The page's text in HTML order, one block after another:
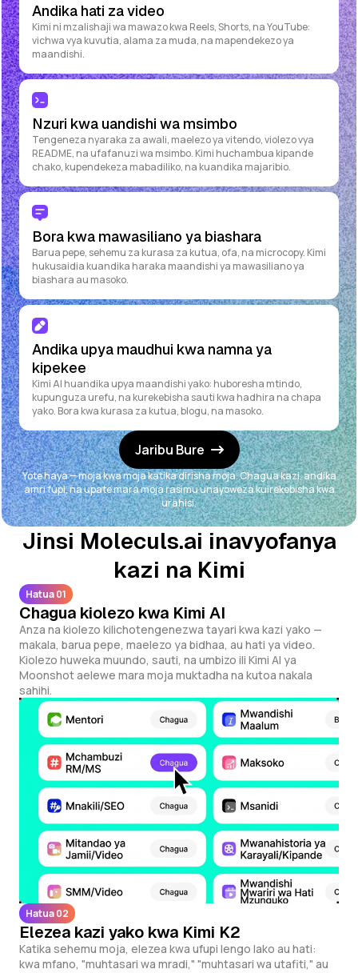
Andika hati za video
Kimi ni mzalishaji wa mawazo kwa Reels, Shorts, na YouTube:
vichwa vya kuvutia, alama za muda, na mapendekezo ya
maandishi.
Nzuri kwa uandishi wa msimbo
Tengeneza nyaraka za awali, maelezo ya vitendo, violezo vya
README, na ufafanuzi wa msimbo. Kimi huchambua kipande
chako, kupendekeza mabadiliko, na kuandika majaribio.
Bora kwa mawasiliano ya biashara
Barua pepe, sehemu za kurasa za kutua, ofa, na microcopy. Kimi
hukusaidia kuandika haraka maandishi ya mawasiliano ya
biashara au masoko.
Andika upya maudhui kwa namna ya
kipekee
Kimi AI huandika upya maandishi yako: huboresha mtindo,
kupunguza urefu, na kurekebisha sauti kwa hadhira na chapa
yako. Bora kwa kurasa za kutua, blogu, na masoko.
Jaribu Bure
Yote haya — moja kwa moja katika dirisha moja. Chagua kazi, andika
amri fupi, na upate mara moja rasimu unayoweza kuirekebisha kwa
urahisi.
Jinsi Moleculs.ai inavyofanya
kazi na Kimi
Hatua 01
Chagua kiolezo kwa Kimi AI
Anza na kiolezo kilichotengenezwa tayari kwa kazi yako —
makala, barua pepe, maelezo ya bidhaa, au hati ya video.
Kiolezo huweka muundo, sauti, na umbizo ili Kimi AI ya
Moonshot aelewe mara moja muktadha na kutoa nakala
sahihi.
Hatua 02
Elezea kazi yako kwa Kimi K2
Katika sehemu moja, elezea kwa ufupi lengo lako au hati:
kwa mfano, "muhtasari wa mradi," "muhtasari wa utafiti," au